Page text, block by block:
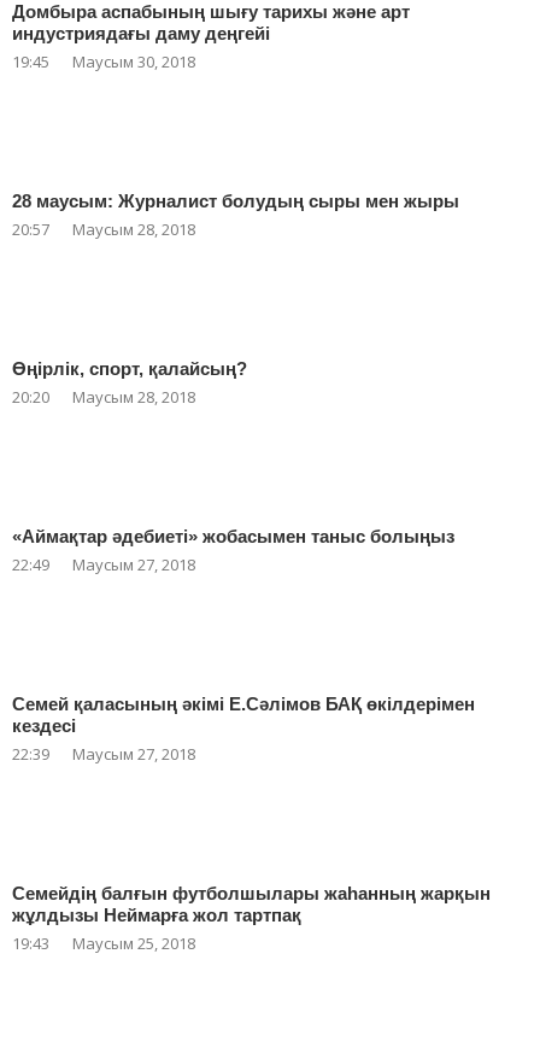
Домбыра аспабының шығу тарихы және арт
индустриядағы даму деңгейі
19:45 Маусым 30, 2018
28 маусым: Журналист болудың сыры мен жыры
20:57 Маусым 28, 2018
Өңірлік, спорт, қалайсың?
20:20 Маусым 28, 2018
«Аймақтар әдебиеті» жобасымен таныс болыңыз
22:49 Маусым 27, 2018
Семей қаласының әкімі Е.Сәлімов БАҚ өкілдерімен
кездесі
22:39 Маусым 27, 2018
Семейдің балғын футболшылары жаһанның жарқын
жұлдызы Неймарға жол тартпақ
19:43 Маусым 25, 2018